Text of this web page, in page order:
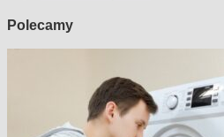
Polecamy